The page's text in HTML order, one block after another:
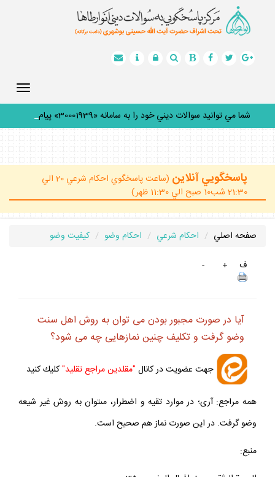
شما مي توانيد سوالات ديني خود را به سامانه «30001939» پيامك
پاسخگويي آنلاين
(ساعت پاسخگوي احكام شرعي 20 الي
21:30 شب10 صبح الي 11:30 ظهر)
صفحه اصلي احكام شرعي احكام وضو
كيفيت وضو
ف
+
-
آيا در صورت مجبور بودن مى‏ توان به روش اهل سنت
وضو گرفت و تكليف چنين نمازهايى چه مى‏ شود؟
جهت عضويت در كانال "مقلدين مراجع تقليد"كليك كنيد
همه مراجع: آرى؛ در موارد تقيه و اضطرار، مى‏توان به روش غير شيعه
وضو گرفت. در اين صورت نماز هم صحيح است.
منبع: